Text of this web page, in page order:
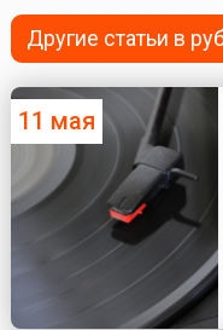
Другие статьи в
11 мая